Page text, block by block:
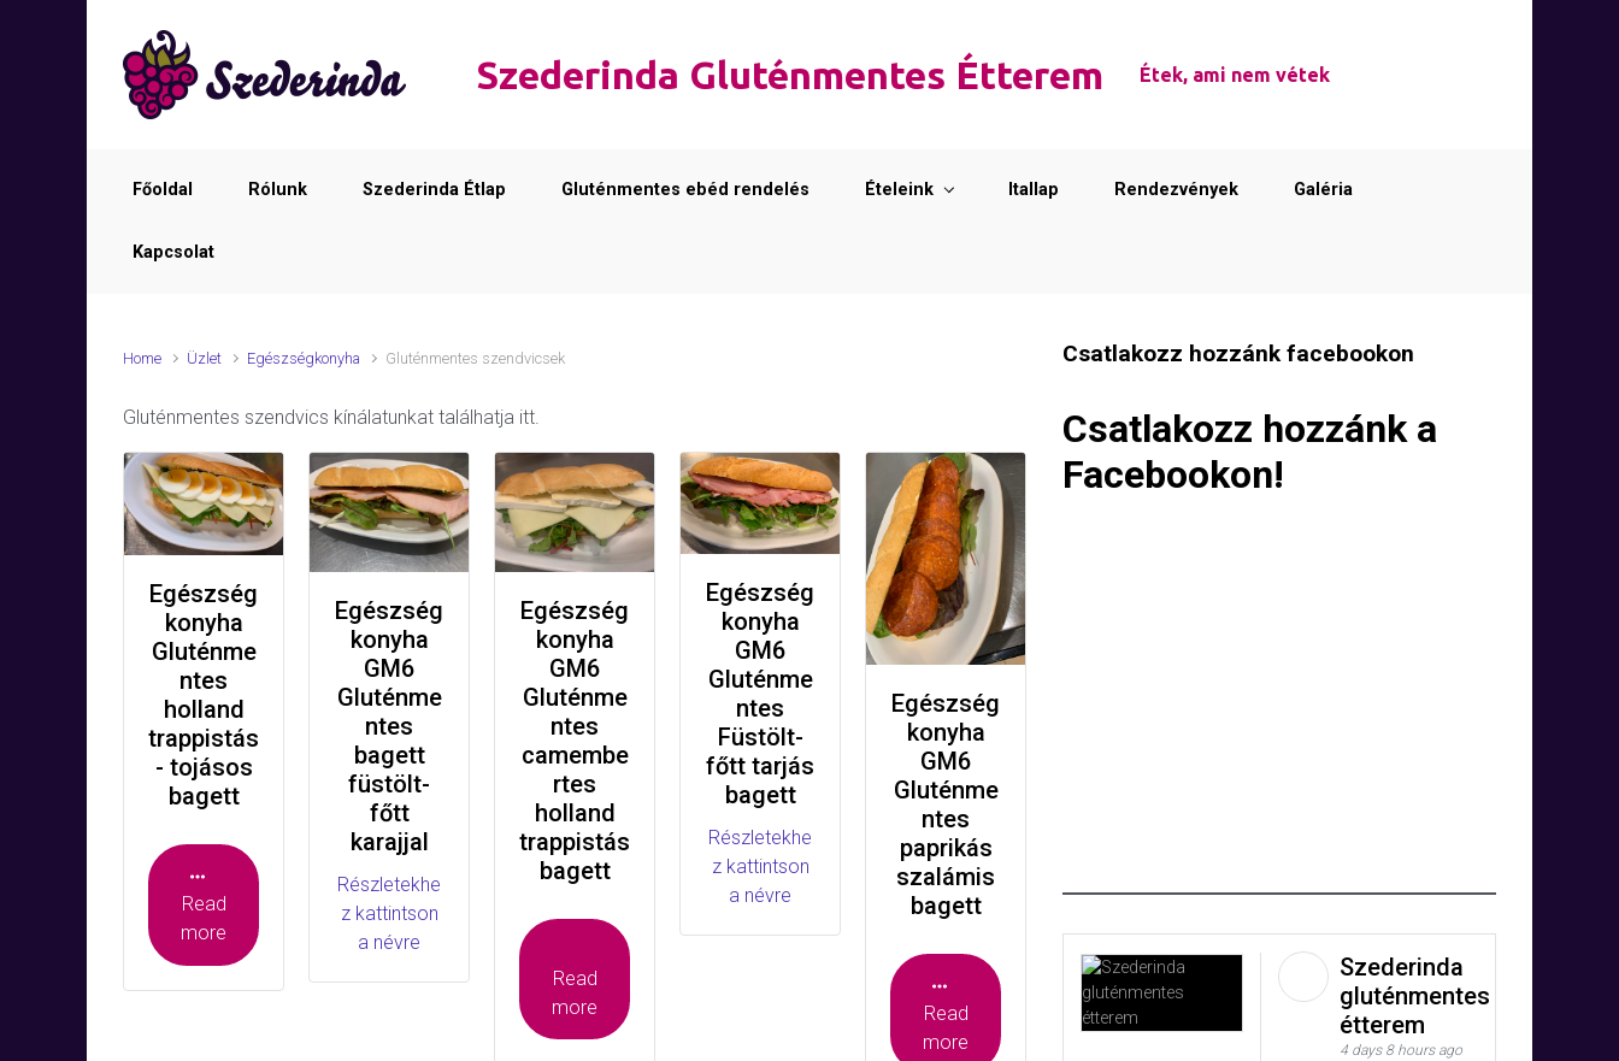
Szederinda Gluténmentes Étterem Étek, ami nem vétek
Főoldal Rólunk Szederinda Étlap Gluténmentes ebéd rendelés Ételeink Itallap Rendezvények Galéria
Kapcsolat
Home Üzlet Egészségkonyha Gluténmentes szendvicsek
Gluténmentes szendvics kínálatunkat találhatja itt.
Egészség
konyha
Gluténme
ntes
holland
trappistás
- tojásos
bagett
Read
more
Egészség
konyha
GM6
Gluténme
ntes
bagett
füstölt-
főtt
karajjal
Részletekhe
z kattintson
a névre
Egészség
konyha
GM6
Gluténme
ntes
camembe
rtes
holland
trappistás
bagett
Read
more
Egészség
konyha
GM6
Gluténme
ntes
Füstölt-
főtt tarjás
bagett
Részletekhe
z kattintson
a névre
Egészség
konyha
GM6
Gluténme
ntes
paprikás
szalámis
bagett
Read
more
Csatlakozz hozzánk facebookon
Csatlakozz hozzánk a
Facebookon!
Szederinda
gluténmentes
étterem
4 days 8 hours ago